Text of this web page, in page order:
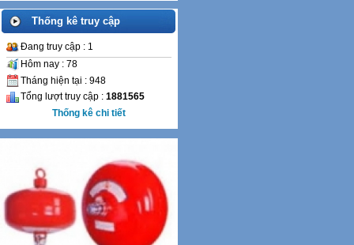
Thống kê truy cập
Đang truy cập : 1
Hôm nay : 78
Tháng hiện tại : 948
Tổng lượt truy cập : 1881565
Thống kê chi tiết